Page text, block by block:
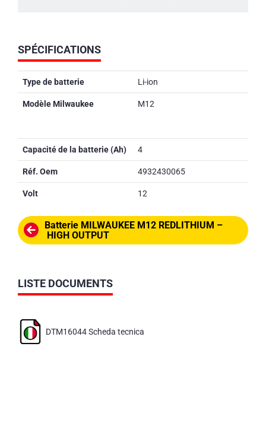
SPÉCIFICATIONS
Type de batterie Li-ion
Modèle Milwaukee M12
Capacité de la batterie (Ah) 4
Réf. Oem 4932430065
Volt 12
Batterie MILWAUKEE M12 REDLITHIUM –
HIGH OUTPUT
LISTE DOCUMENTS
DTM16044 Scheda tecnica